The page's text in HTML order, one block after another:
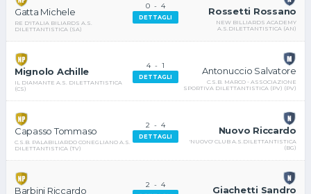
Gatta Michele
RE D'ITALIA BILIARDS A.S.
DILETTANTISTICA (SA)
0- 4
DETTAGLI
Rossetti Rossano
NEW BILLIARDS ACADEMY
A.S.DILETTANTISTICA (AN)
Mignolo Achille
IL DIAMANTE A.S. DILETTANTISTICA
(CS)
4- 1
DETTAGLI
Antonuccio Salvatore
C.S.B. MARCO - ASSOCIAZIONE
SPORTIVA DILETTANTISTICA (PV) (PV)
Capasso Tommaso
C.S.B. PALABILIARDO CONEGLIANO A.S.
DILETTANTISTICA (TV)
2- 4
DETTAGLI
Nuovo Riccardo
'NUOVO' CLUB A.S.DILETTANTISTICA
(BG)
Barbini Riccardo
2- 4 Giachetti Sandro